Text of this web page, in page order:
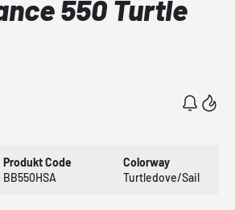
550 Turtle
Produkt Code
BB550HSA
Colorway
Turtledove/Sail